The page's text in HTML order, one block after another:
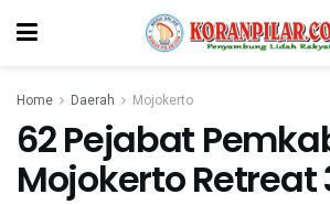
Home Daerah Mojokerto
62 Pejabat
Mojokerto Retreat